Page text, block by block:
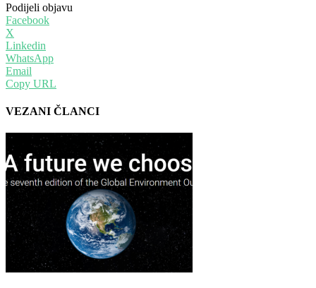
Podijeli objavu
Facebook
X
Linkedin
WhatsApp
Email
Copy URL
VEZANI ČLANCI